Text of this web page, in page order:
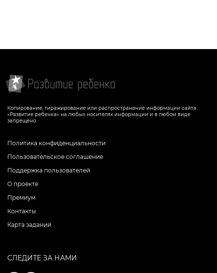
Копирование, тиражирование или распространение информации сайта
«Развитие ребенка» на любых носителях информации и в любом виде
запрещено.
Политика конфиденциальности
Пользовательское соглашение
Поддержка пользователей
О проекте
Премиум
Контакты
Карта заданий
СЛЕДИТЕ ЗА НАМИ